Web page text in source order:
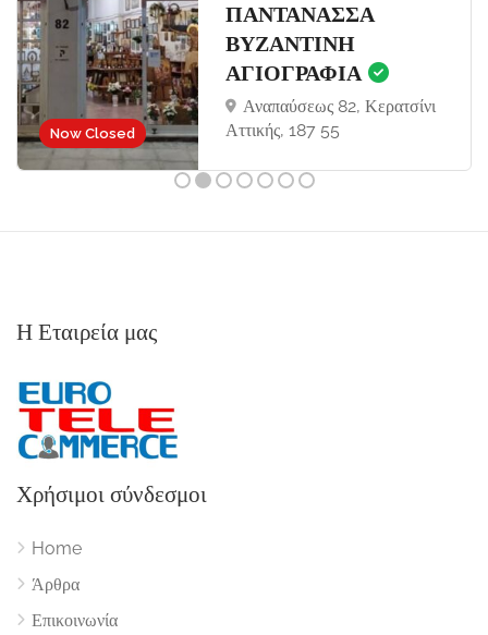
Now Closed
ΠΑΝΤΑΝΑΣΣΑ
ΒΥΖΑΝΤΙΝΗ
ΑΓΙΟΓΡΑΦΙΑ
Αναπαύσεως 82, Κερατσίνι
Αττικής, 187 55
Η Εταιρεία μας
Χρήσιμοι σύνδεσμοι
Home
Άρθρα
Επικοινωνία